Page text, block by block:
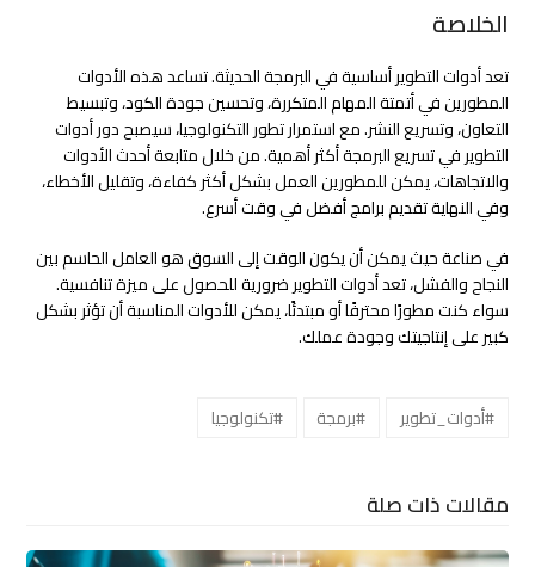
الخلاصة
تعد أدوات التطوير أساسية في البرمجة الحديثة. تساعد هذه الأدوات
المطورين في أتمتة المهام المتكررة، وتحسين جودة الكود، وتبسيط
التعاون، وتسريع النشر. مع استمرار تطور التكنولوجيا، سيصبح دور أدوات
التطوير في تسريع البرمجة أكثر أهمية. من خلال متابعة أحدث الأدوات
والاتجاهات، يمكن للمطورين العمل بشكل أكثر كفاءة، وتقليل الأخطاء،
وفي النهاية تقديم برامج أفضل في وقت أسرع.
في صناعة حيث يمكن أن يكون الوقت إلى السوق هو العامل الحاسم بين
النجاح والفشل، تعد أدوات التطوير ضرورية للحصول على ميزة تنافسية.
سواء كنت مطورًا محترفًا أو مبتدئًا، يمكن للأدوات المناسبة أن تؤثر بشكل
كبير على إنتاجيتك وجودة عملك.
#أدوات_تطوير #برمجة #تكنولوجيا
مقالات ذات صلة